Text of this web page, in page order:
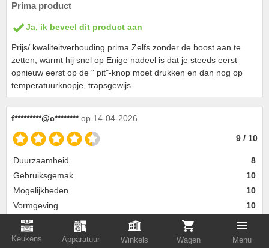
Keukens Apparatuur Winkels Wagen Menu
Prima product
Ja, ik beveel dit product aan
Prijs/ kwaliteitverhouding prima Zelfs zonder de boost aan te
zetten, warmt hij snel op Enige nadeel is dat je steeds eerst
opnieuw eerst op de " pit"-knop moet drukken en dan nog op
temperatuurknopje, trapsgewijs.
f*********@c******** op 14-04-2026
9 / 10
Duurzaamheid
8
Gebruiksgemak
10
Mogelijkheden
10
Vormgeving
10
Perfecte aankoop